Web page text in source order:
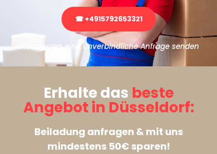
☎ +4915792653321
Stattdessen eine unverbindliche Anfrage senden
Erhalte das beste
Angebot in Düsseldorf:
Beiladung anfragen & mit uns
mindestens 50€ sparen!